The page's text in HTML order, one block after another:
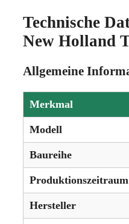
Technische
New Holland
Allgemeine
Merkmal
Modell
Baureihe
Produktionszeitraum
Hersteller